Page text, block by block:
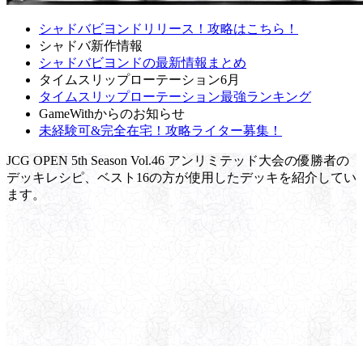
シャドバビヨンドリリース！攻略はこちら！
シャドバ新作情報
シャドバビヨンドの最新情報まとめ
タイムスリップローテーション6月
タイムスリップローテーション最強ランキング
GameWithからのお知らせ
未経験可&完全在宅！攻略ライター募集！
JCG OPEN 5th Season Vol.46 アンリミテッド大会の優勝者の
デッキレシピ、ベスト16の方が使用したデッキを紹介してい
ます。